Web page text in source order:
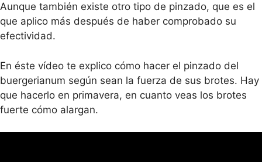
Aunque también existe otro tipo de pinzado, que es el
que aplico más después de haber comprobado su
efectividad.
En éste vídeo te explico cómo hacer el pinzado del
buergerianum según sean la fuerza de sus brotes. Hay
que hacerlo en primavera, en cuanto veas los brotes
fuerte cómo alargan.